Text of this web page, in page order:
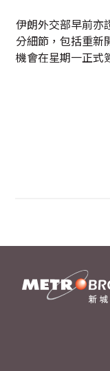
伊朗外交部早前亦
分細節，包括重新
機會在星期一正式